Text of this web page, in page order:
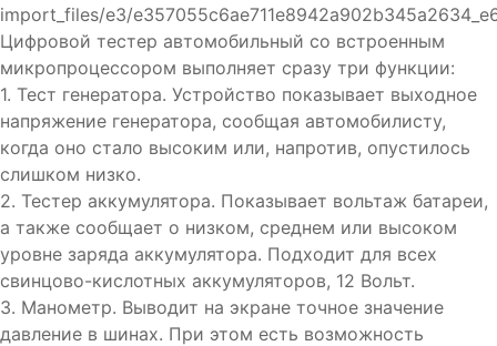
import_files/e3/
Цифровой тестер автомобильный со встроенным
микропроцессором выполняет сразу три функции:
1. Тест генератора. Устройство показывает выходное
напряжение генератора, сообщая автомобилисту,
когда оно стало высоким или, напротив, опустилось
слишком низко.
2. Тестер аккумулятора. Показывает вольтаж батареи,
а также сообщает о низком, среднем или высоком
уровне заряда аккумулятора. Подходит для всех
свинцово-кислотных аккумуляторов, 12 Вольт.
3. Манометр. Выводит на экране точное значение
давление в шинах. При этом есть возможность